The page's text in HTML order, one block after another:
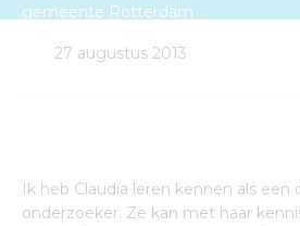
gemeente Rotterdam
27 augustus 2013
Ik heb Claudia leren kennen als
onderzoeker. Ze kan met haar